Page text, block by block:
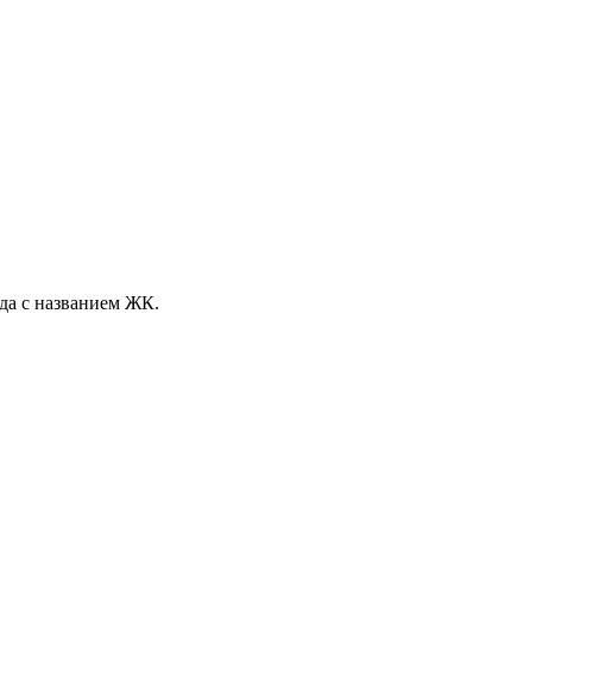
с названием ЖК.